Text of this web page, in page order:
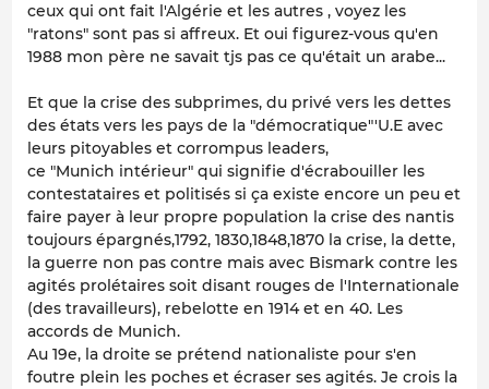
ceux qui ont fait l'Algérie et les autres , voyez les
"ratons" sont pas si affreux. Et oui figurez-vous qu'en
1988 mon père ne savait tjs pas ce qu'était un arabe...
Et que la crise des subprimes, du privé vers les dettes
des états vers les pays de la "démocratique"'U.E avec
leurs pitoyables et corrompus leaders,
ce "Munich intérieur" qui signifie d'écrabouiller les
contestataires et politisés si ça existe encore un peu et
faire payer à leur propre population la crise des nantis
toujours épargnés,1792, 1830,1848,1870 la crise, la dette,
la guerre non pas contre mais avec Bismark contre les
agités prolétaires soit disant rouges de l'Internationale
(des travailleurs), rebelotte en 1914 et en 40. Les
accords de Munich.
Au 19e, la droite se prétend nationaliste pour s'en
foutre plein les poches et écraser ses agités. Je crois la